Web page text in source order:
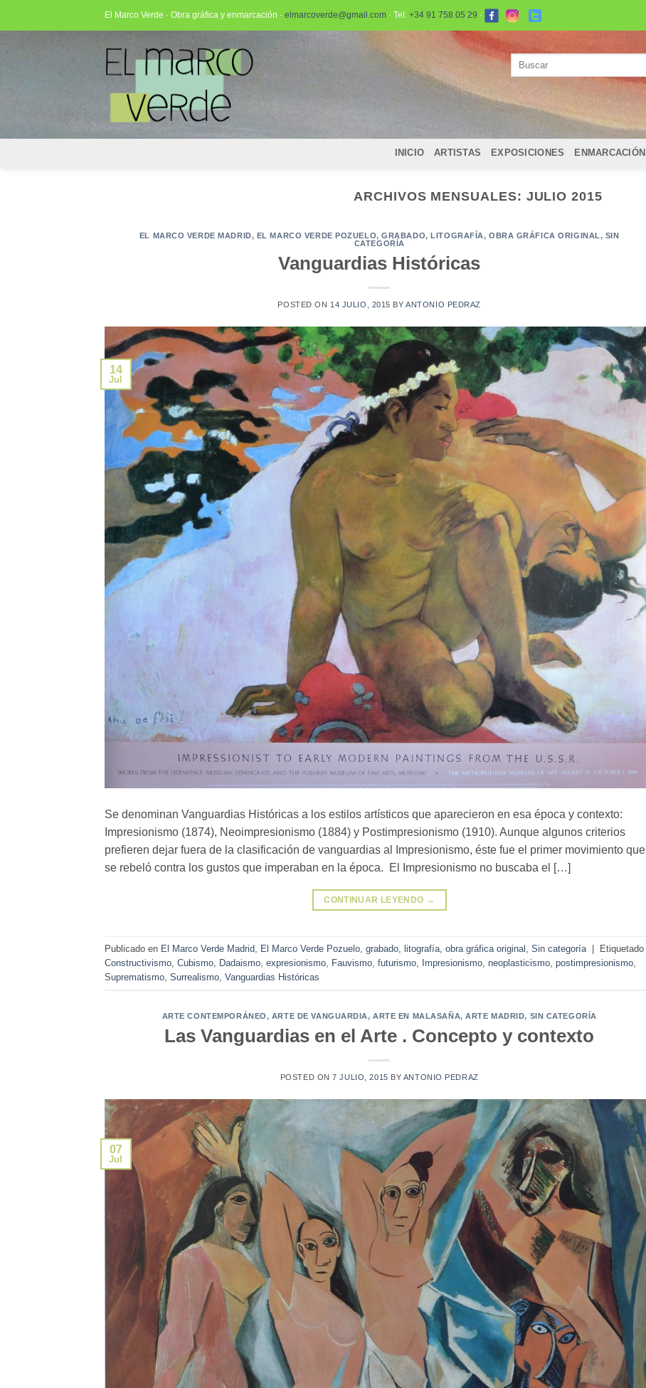
El Marco Verde · Obra gráfica y enmarcación · elmarcoverde@gmail.com · Tel: +34 91 758 05 29 ·
INICIO ARTISTAS EXPOSICIONES ENMARCACIÓN
ARCHIVOS MENSUALES: JULIO 2015
EL MARCO VERDE MADRID, EL MARCO VERDE POZUELO,GRABADO,LITOGRAFÍA,OBRA GRÁFICA ORIGINAL, SIN
CATEGORÍA
Vanguardias Históricas
POSTED ON 14 JULIO, 2015 BYANTONIO PEDRAZ
14
Jul
Se denominan Vanguardias Históricas a los estilos artísticos que aparecieron en esa época y contexto:
Impresionismo (1874), Neoimpresionismo (1884) y Postimpresionismo (1910). Aunque algunos criterios
prefieren dejar fuera de la clasificación de vanguardias al Impresionismo, éste fue el primer movimiento que
se rebeló contra los gustos que imperaban en la época. El Impresionismo no buscaba el […]
CONTINUAR LEYENDO →
Publicado en El Marco Verde Madrid El Marco Verde Pozuelo grabado litografía obra gráfica original Sin categoría | Etiquetado
Constructivismo Cubismo Dadaismo expresionismo Fauvismo futurismo Impresionismo neoplasticismo postimpresionismo
Suprematismo Surrealismo Vanguardias Históricas
ARTE CONTEMPORÁNEO, ARTE DE VANGUARDIA,ARTE EN MALASAÑA,ARTE MADRID, SIN CATEGORÍA
Las Vanguardias en el Arte . Concepto y contexto
POSTED ON7 JULIO, 2015 BY ANTONIO PEDRAZ
07
Jul